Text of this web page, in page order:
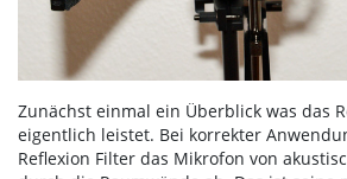
Zunächst einmal ein Überblick was das
eigentlich leistet. Bei korrekter
Reflexion Filter das Mikrofon von